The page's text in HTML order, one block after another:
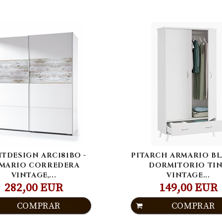
ARC181BO -
CORREDERA
VINTAGE,...
282,00 EUR
COMPRAR
PITARCH ARMARIO
DORMITORIO
VINTAGE...
149,00 EUR
COMPRAR